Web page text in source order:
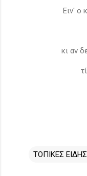
Ειν' ο
κι αν
ΤΟΠΙΚΕΣ